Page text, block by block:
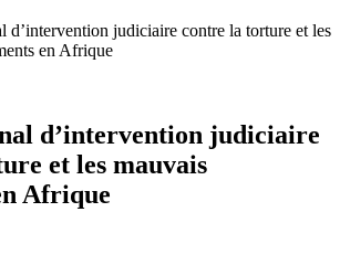
d’intervention judiciaire contre la torture et les
en Afrique
d’intervention judiciaire
et les mauvais
Afrique